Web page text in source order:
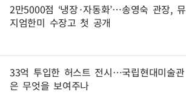
2만5000점 ‘냉장·자동화’…송영숙 관장, 뮤
지엄한미 수장고 첫 공개
33억 투입한 허스트 전시…국립현대미술관
은 무엇을 보여주나